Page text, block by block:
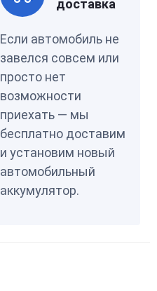
доставка
Если автомобиль не
завелся совсем или
просто нет
возможности
приехать — мы
бесплатно доставим
и установим новый
автомобильный
аккумулятор.